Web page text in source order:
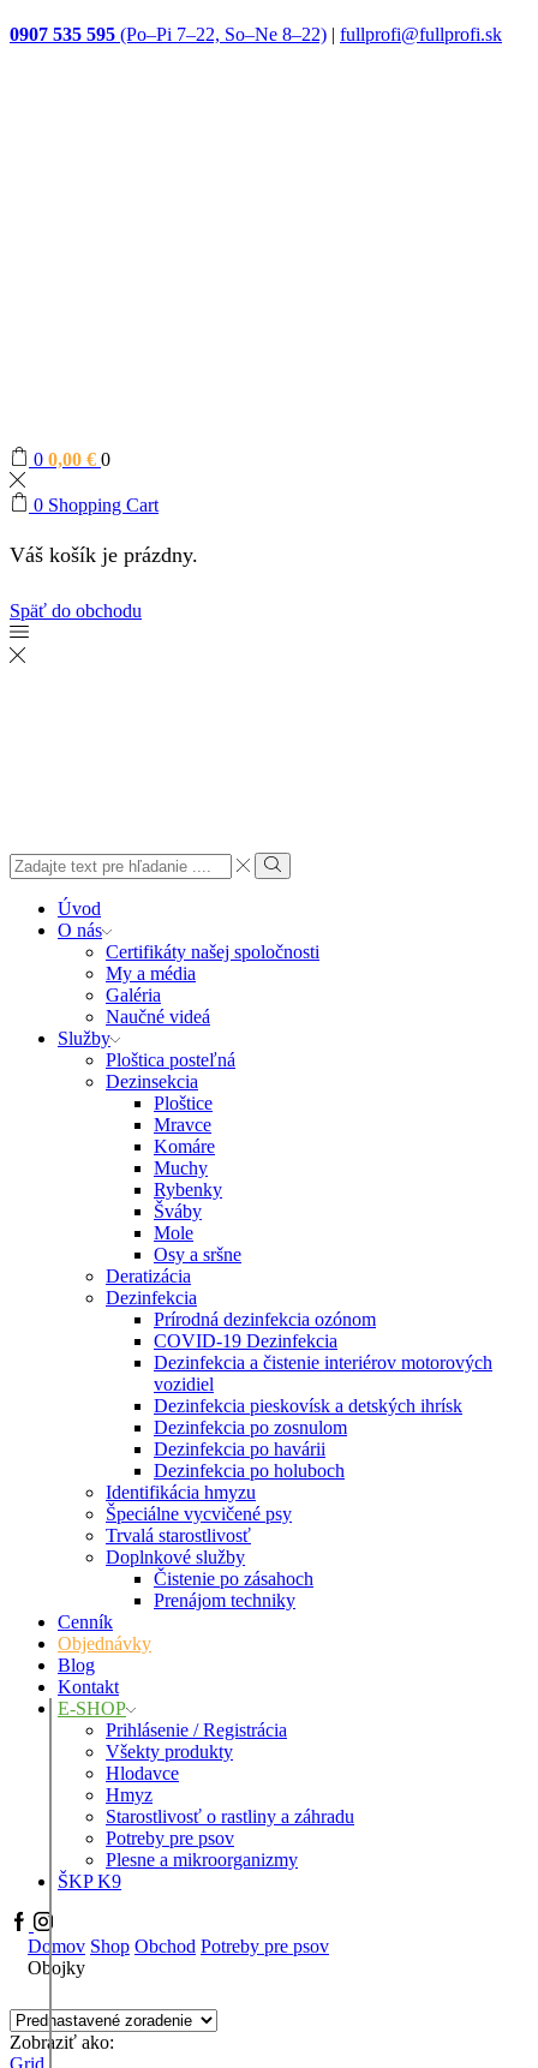
0907 535 595 (Po–Pi 7–22, So–Ne 8–22) | fullprofi@fullprofi.sk
0 0,00 € 0
0 Shopping Cart
Váš košík je prázdny.
Späť do obchodu
Search
input
Search
Úvod
O nás
Certifikáty našej spoločnosti
My a média
Galéria
Naučné videá
Služby
Ploštica posteľná
Dezinsekcia
Ploštice
Mravce
Komáre
Muchy
Rybenky
Šváby
Mole
Osy a sršne
Deratizácia
Dezinfekcia
Prírodná dezinfekcia ozónom
COVID-19 Dezinfekcia
Dezinfekcia a čistenie interiérov motorových
vozidiel
Dezinfekcia pieskovísk a detských ihrísk
Dezinfekcia po zosnulom
Dezinfekcia po havárii
Dezinfekcia po holuboch
Identifikácia hmyzu
Špeciálne vycvičené psy
Trvalá starostlivosť
Doplnkové služby
Čistenie po zásahoch
Prenájom techniky
Cenník
Objednávky
Blog
Kontakt
E-SHOP
Prihlásenie / Registrácia
Všekty produkty
Hlodavce
Hmyz
Starostlivosť o rastliny a záhradu
Potreby pre psov
Plesne a mikroorganizmy
ŠKP K9
Facebook
Instagram
Domov Shop Obchod Potreby pre psov
Obojky
Zobraziť ako: